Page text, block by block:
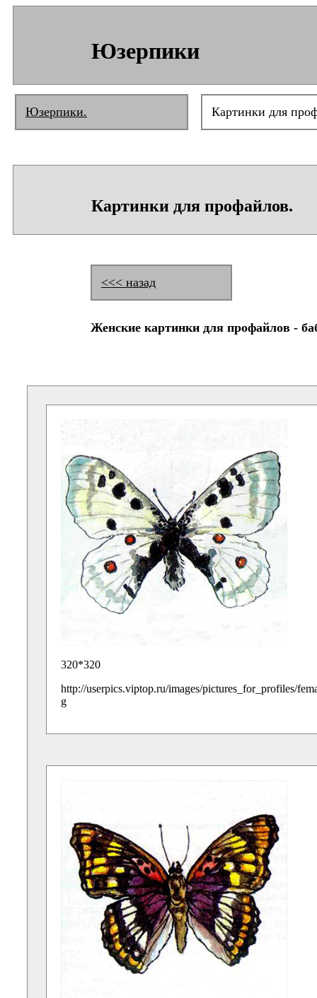
Юзерпики
Юзерпики. Картинки для
Картинки для профайлов.
<<< назад
Женские картинки для профайлов -
320*320
http://userpics.viptop.ru/images/pictures_for_profiles/
g